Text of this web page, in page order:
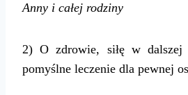
Anny i całej rodziny
2) O zdrowie, siłę w
pomyślne leczenie dla pewnej